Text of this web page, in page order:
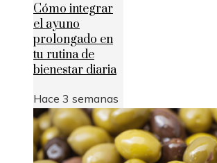
Cómo integrar
el ayuno
prolongado en
tu rutina de
bienestar diaria
Hace 3 semanas